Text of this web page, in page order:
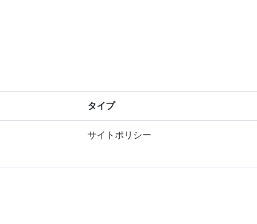
タイプ
サイトポリシー